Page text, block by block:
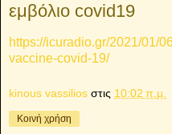
εμβόλιο covid19
https://icuradio.gr/2021/01/
vaccine-covid-19/
kinous vassilios στις 10:02 π.μ.
Κοινή χρήση